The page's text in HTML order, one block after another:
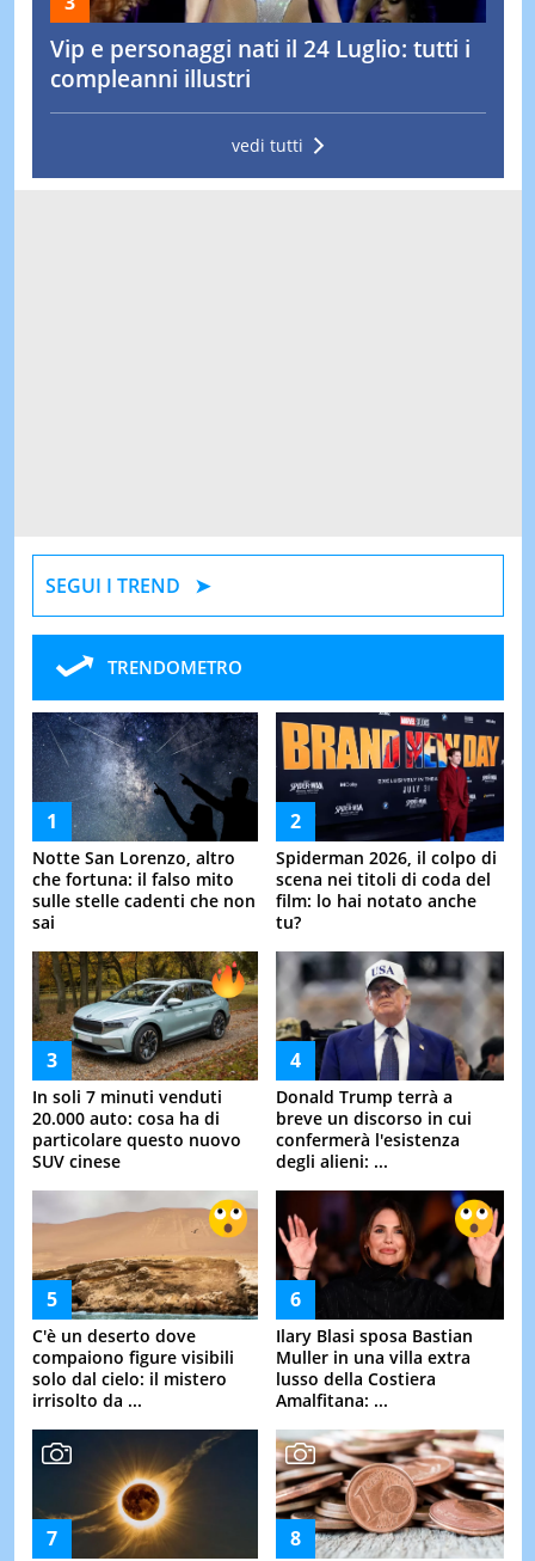
Vip e personaggi nati il 24 Luglio: tutti i
compleanni illustri
vedi tutti
SEGUI I TREND
TRENDOMETRO
Notte San Lorenzo, altro
che fortuna: il falso mito
sulle stelle cadenti che non
sai
Spiderman 2026, il colpo di
scena nei titoli di coda del
film: lo hai notato anche
tu?
In soli 7 minuti venduti
20.000 auto: cosa ha di
particolare questo nuovo
SUV cinese
Donald Trump terrà a
breve un discorso in cui
confermerà l'esistenza
degli alieni: ...
C'è un deserto dove
compaiono figure visibili
solo dal cielo: il mistero
irrisolto da ...
Ilary Blasi sposa Bastian
Muller in una villa extra
lusso della Costiera
Amalfitana: ...